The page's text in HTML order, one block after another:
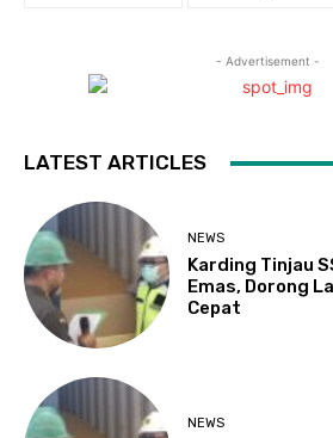
- Advertisement -
LATEST ARTICLES
NEWS
Karding Tinjau
Emas, Dorong
Cepat
NEWS